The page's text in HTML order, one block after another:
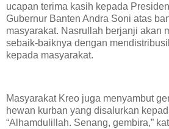
ucapan terima kasih kepada
Gubernur Banten Andra Soni atas
masyarakat. Nasrullah berjanji akan
sebaik-baiknya dengan
kepada masyarakat.
Masyarakat Kreo juga menyambut
hewan kurban yang disalurkan
“Alhamdulillah. Senang, gembira,”